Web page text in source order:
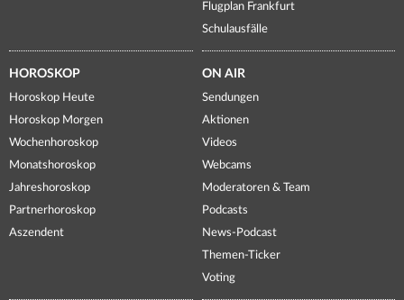
Flugplan Frankfurt
Schulausfälle
HOROSKOP
Horoskop Heute
Horoskop Morgen
Wochenhoroskop
Monatshoroskop
Jahreshoroskop
Partnerhoroskop
Aszendent
ON AIR
Sendungen
Aktionen
Videos
Webcams
Moderatoren & Team
Podcasts
News-Podcast
Themen-Ticker
Voting